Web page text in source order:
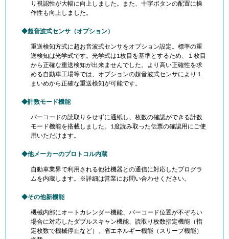
り視認性が大幅に向上しました。また、十字ボタンの配置に操
作性も向上しました。
超音波式センサ（オプション）
重送検知方式に超お音波式センサをオプション設定。標準の重
送検知は光学式です。光学式は1枚目を基準とするため、１枚目
から正確な重送検知が出来ませんでした。より高い正確性を求
める自動車工場等では、オプションの超音波式センサにより１
まいめから正確な重送検知が可能です。
計数モード機能
バーコードの読取りをせずに通紙し、枚数の確認ができる計数
モード機能を搭載しました。1度読み取った伝票の確認用にご使
用いただけます。
他メーカーのプロトコル内蔵
自動車業界で利用される他社機器との通信に対応したプログラ
ムを内蔵します。※詳細は営業にお問い合わせください。
その他新機能
機械内部にオートカレンダー機能、バーコード位置が不ぞろい
場合に対応したダブルスキャン機能、読取り枚数指定機能（指
定枚数で機械停止など）、省エネルギー機能（スリープ機能）